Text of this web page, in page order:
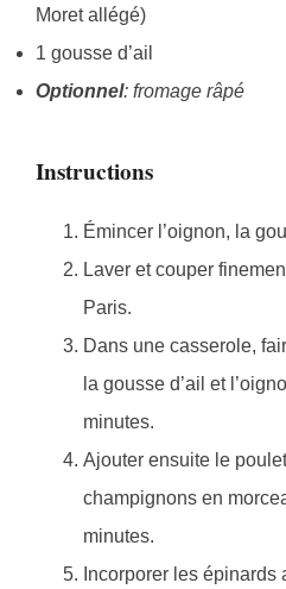
Moret allégé)
1 gousse d’ail
Optionnel: fromage râpé
Instructions
Émincer l’oignon, la
Laver et couper
Paris.
Dans une casserole,
la gousse d’ail et
minutes.
Ajouter ensuite le
champignons en
minutes.
Incorporer les